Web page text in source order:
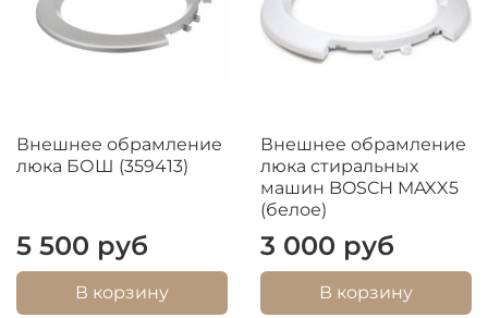
Внешнее обрамление
люка БОШ (359413)
5 500 руб
В корзину
Внешнее обрамление
люка стиральных
машин BOSCH MAXX5
(белое)
3 000 руб
В корзину